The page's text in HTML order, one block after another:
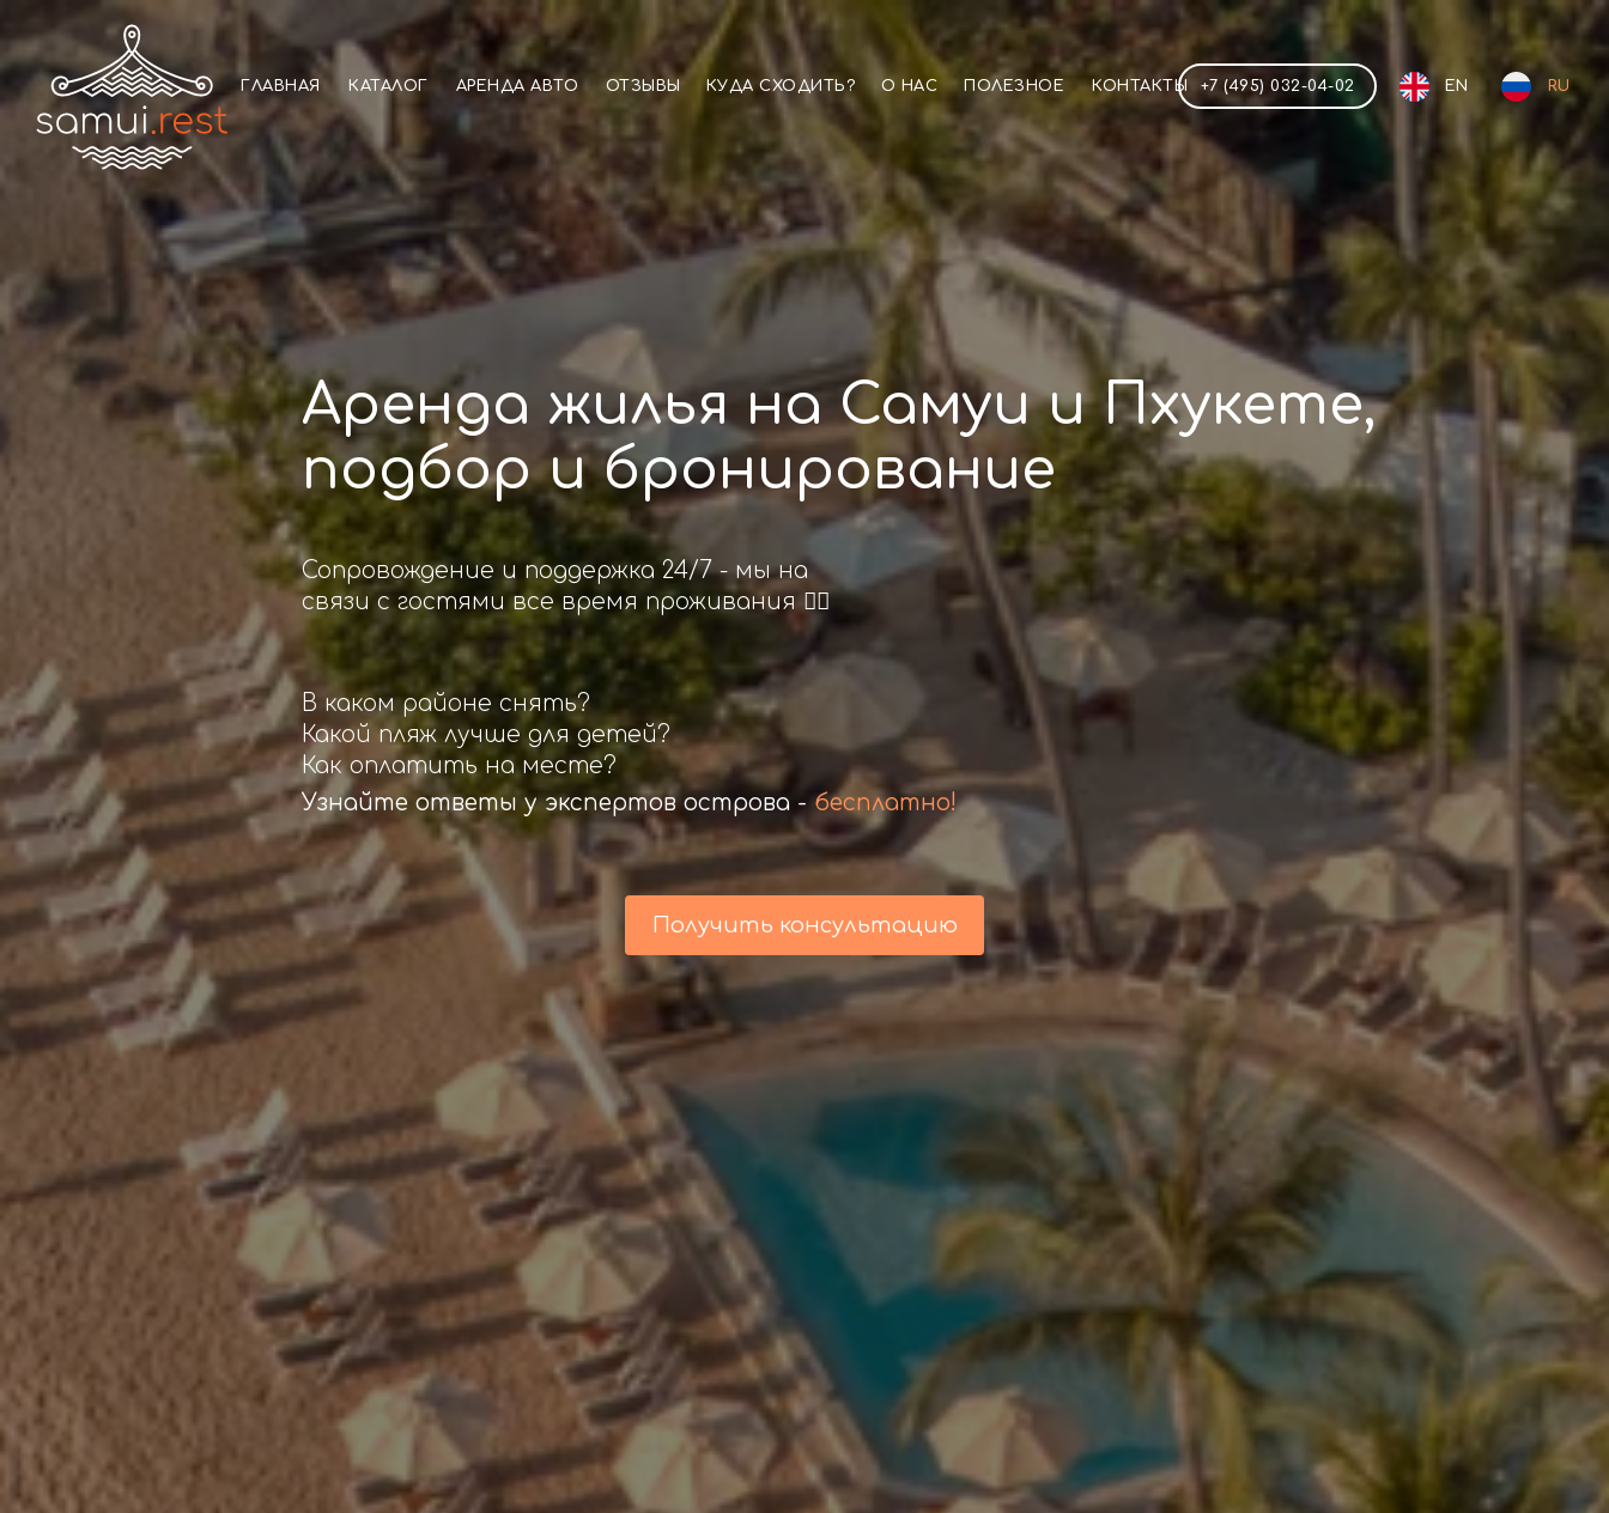
ГЛАВНАЯ КАТАЛОГ АРЕНДА АВТО ОТЗЫВЫ КУДА СХОДИТЬ? О НАС ПОЛЕЗНОЕ КОНТАКТЫ +7 (495) 032-04-02 EN RU
Аренда жилья наСамуи и Пхукете,
подбор и бронирование
Узнайте ответы у экспертов острова -бесплатно!
В каком районе снять?
Какой пляж лучше для детей?
Как оплатить на месте?
Получить консультацию
Сопровождение и поддержка 24/7 - мы на
связи с гостями все время проживания 👍🏻